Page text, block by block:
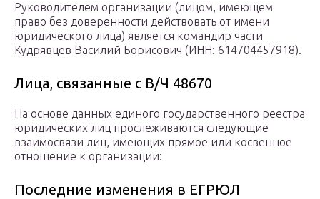
Руководителем организации (лицом, имеющем
право без доверенности действовать от имени
юридического лица) является командир части
Кудрявцев Василий Борисович (ИНН: 614704457918).
Лица, связанные с В/Ч 48670
На основе данных единого государственного реестра
юридических лиц прослеживаются следующие
взаимосвязи лиц, имеющих прямое или косвенное
отношение к организации:
Последние изменения в ЕГРЮЛ